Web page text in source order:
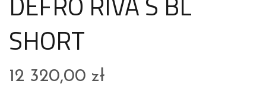
SHORT
12 320,00 zł